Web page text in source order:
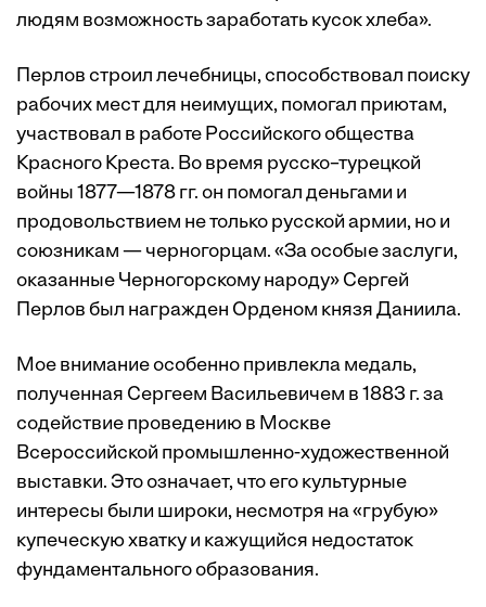
людям возможность заработать кусок хлеба».
Перлов строил лечебницы, способствовал поиску
рабочих мест для неимущих, помогал приютам,
участвовал в работе Российского общества
Красного Креста. Во время русско–турецкой
войны 1877—1878 гг. он помогал деньгами и
продовольствием не только русской армии, но и
союзникам — черногорцам. «За особые заслуги,
оказанные Черногорскому народу» Сергей
Перлов был награжден Орденом князя Даниила.
Мое внимание особенно привлекла медаль,
полученная Сергеем Васильевичем в 1883 г. за
содействие проведению в Москве
Всероссийской промышленно-художественной
выставки. Это означает, что его культурные
интересы были широки, несмотря на «грубую»
купеческую хватку и кажущийся недостаток
фундаментального образования.